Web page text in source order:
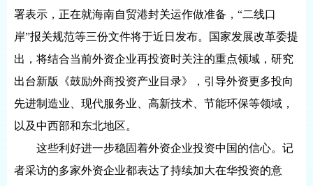
署表示，正在就海南自贸港封关运作做准备，“二线口
岸”报关规范等三份文件将于近日发布。国家发展改革委提
出，将结合当前外资企业再投资时关注的重点领域，研究
出台新版《鼓励外商投资产业目录》，引导外资更多投向
先进制造业、现代服务业、高新技术、节能环保等领域，
以及中西部和东北地区。
这些利好进一步稳固着外资企业投资中国的信心。记
者采访的多家外资企业都表达了持续加大在华投资的意